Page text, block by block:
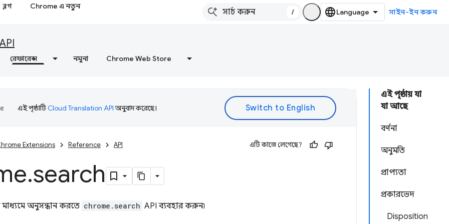
ব্লগ Chrome এ নতুন
/ সাইন-ইন করুন
API
রেফারেন্স নমুনা Chrome Web Store
এই পৃষ্ঠায় যা
যা আছে
বর্ণনা
অনুমতি
প্রাপ্যতা
প্রকারভেদ
Disposition
এই পৃষ্ঠাটিCloud Translation APIঅনুবাদ করেছে।
Extensions Reference API এটি কাজে লেগেছে?
.search
মাধ্যমে অনুসন্ধান করতে chrome.search API ব্যবহার করুন৷